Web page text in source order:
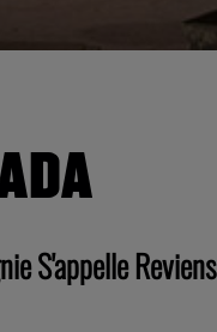
S'appelle Reviens